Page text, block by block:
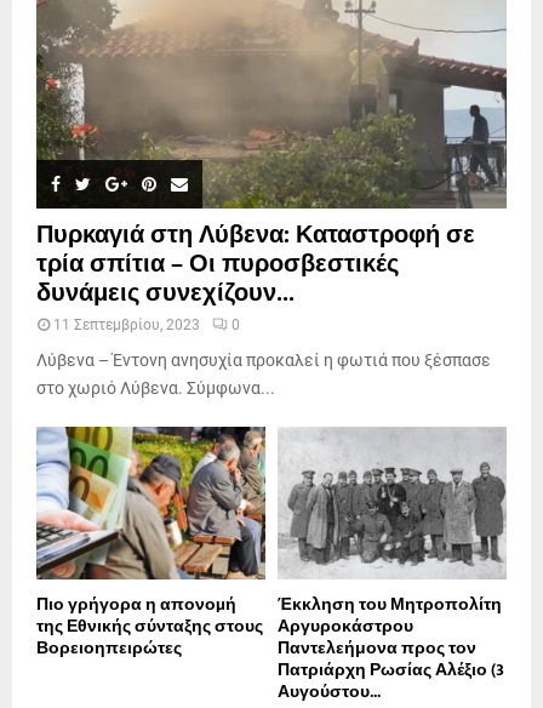
Πυρκαγιά στη Λύβενα: Καταστροφή σε
τρία σπίτια – Οι πυροσβεστικές
δυνάμεις συνεχίζουν...
11 Σεπτεμβρίου, 2023 0
Λύβενα – Έντονη ανησυχία προκαλεί η φωτιά που ξέσπασε
στο χωριό Λύβενα. Σύμφωνα...
Πιο γρήγορα η απονοµή
της Εθνικής σύνταξης στους
Βορειοηπειρώτες
Έκκληση του Μητροπολίτη
Αργυροκάστρου
Παντελεήμονα προς τον
Πατριάρχη Ρωσίας Αλέξιο (3
Αυγούστου...